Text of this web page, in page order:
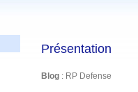
Présentation
Blog : RP Defense